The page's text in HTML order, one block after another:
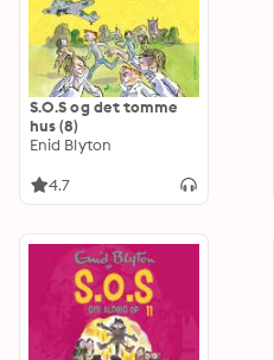
S.O.S og det tomme
hus (8)
Enid Blyton
4.7